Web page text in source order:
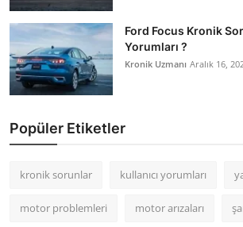
Ford Focus Kronik
Yorumları ?
Kronik Uzmanı Aralık 16,
Popüler Etiketler
kronik sorunlar kullanıcı yorumları
motor problemleri motor arızaları